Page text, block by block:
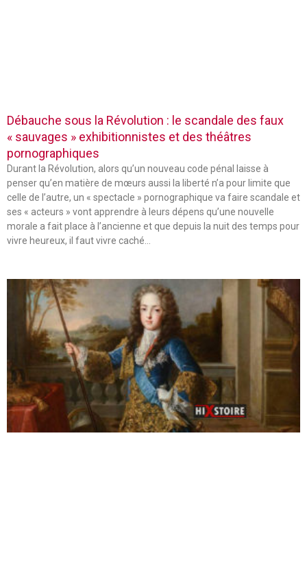
Débauche sous la Révolution : le scandale des faux
« sauvages » exhibitionnistes et des théâtres
pornographiques
Durant la Révolution, alors qu’un nouveau code pénal laisse à
penser qu’en matière de mœurs aussi la liberté n’a pour limite que
celle de l’autre, un « spectacle » pornographique va faire scandale et
ses « acteurs » vont apprendre à leurs dépens qu’une nouvelle
morale a fait place à l’ancienne et que depuis la nuit des temps pour
vivre heureux, il faut vivre caché…